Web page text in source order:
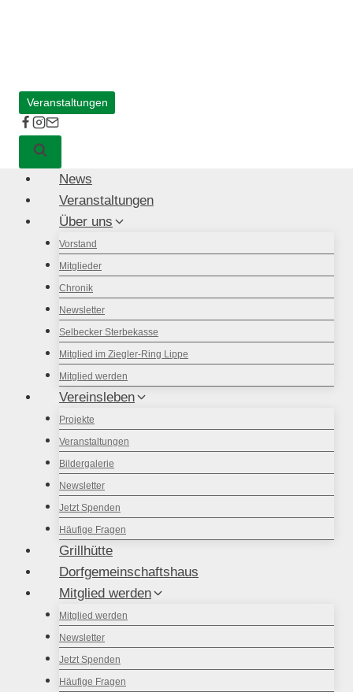
Veranstaltungen
News
Veranstaltungen
Über uns
Vorstand
Mitglieder
Chronik
Newsletter
Selbecker Sterbekasse
Mitglied im Ziegler-Ring Lippe
Mitglied werden
Vereinsleben
Projekte
Veranstaltungen
Bildergalerie
Newsletter
Jetzt Spenden
Häufige Fragen
Grillhütte
Dorfgemeinschaftshaus
Mitglied werden
Mitglied werden
Newsletter
Jetzt Spenden
Häufige Fragen